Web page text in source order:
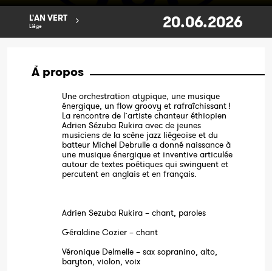
L'AN VERT
Liège 20.06.2026
À propos
Une orchestration atypique, une musique
énergique, un flow groovy et rafraîchissant !
La rencontre de l’artiste chanteur éthiopien
Adrien Sézuba Rukira avec de jeunes
musiciens de la scène jazz liégeoise et du
batteur Michel Debrulle a donné naissance à
une musique énergique et inventive articulée
autour de textes poétiques qui swinguent et
percutent en anglais et en français.
Adrien Sezuba Rukira – chant, paroles
Géraldine Cozier – chant
Véronique Delmelle – sax sopranino, alto,
baryton, violon, voix